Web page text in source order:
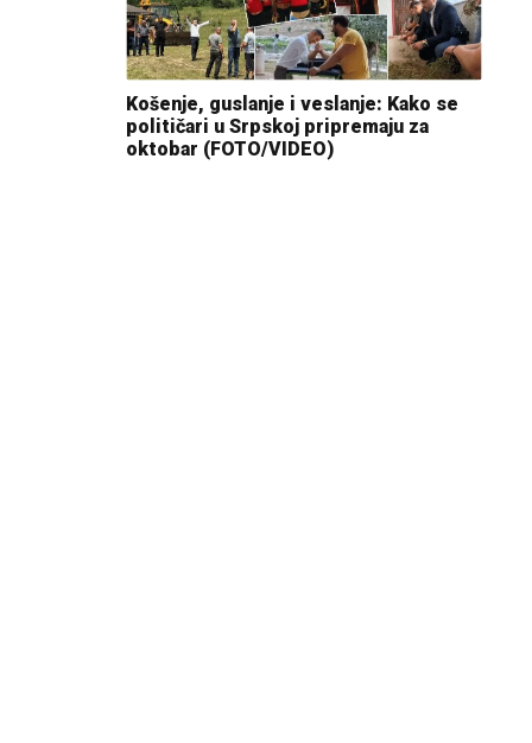
Košenje, guslanje i veslanje: Kako se
političari u Srpskoj pripremaju za
oktobar (FOTO/VIDEO)